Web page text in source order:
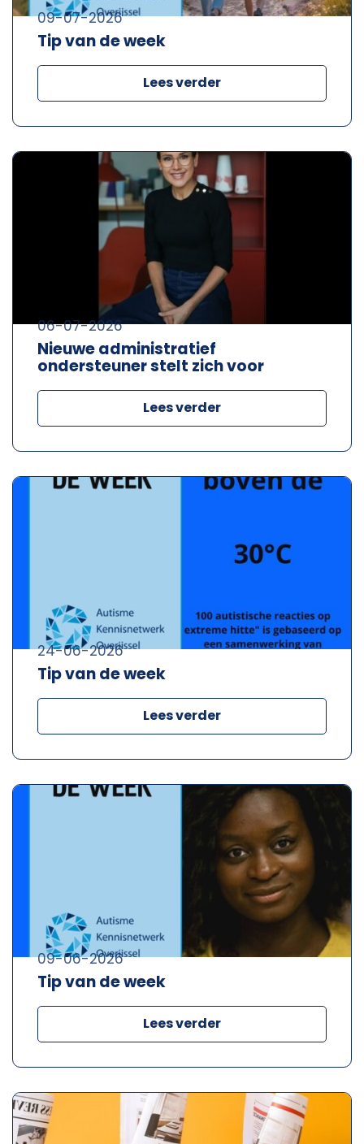
Tip van de week
09-07-2026
Lees verder
Nieuwe administratief
ondersteuner stelt zich voor
06-07-2026
Lees verder
Tip van de week
24-06-2026
Lees verder
Tip van de week
09-06-2026
Lees verder